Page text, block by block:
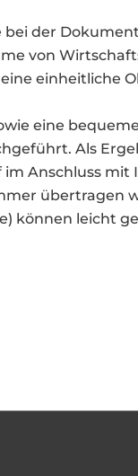
bei der
von
einheitliche
eine
Als
im Anschluss
übertragen
können leicht